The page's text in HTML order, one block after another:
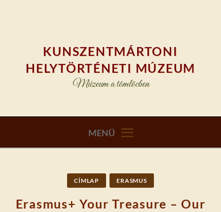
KUNSZENTMÁRTONI
HELYTÖRTÉNETI MÚZEUM
Múzeum a tömlöcben
MENÜ
CÍMLAP ERASMUS
Erasmus+ Your Treasure – Our